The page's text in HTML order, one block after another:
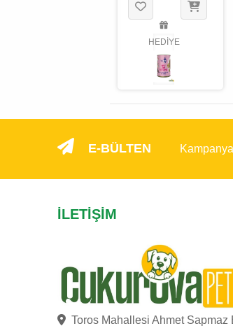
Tropikal Meyveli
Yavru Köpek
Maması 10 Kg
HEDİYE
E-BÜLTEN
İLETIŞIM
Toros Mahallesi Ahmet Sapmaz